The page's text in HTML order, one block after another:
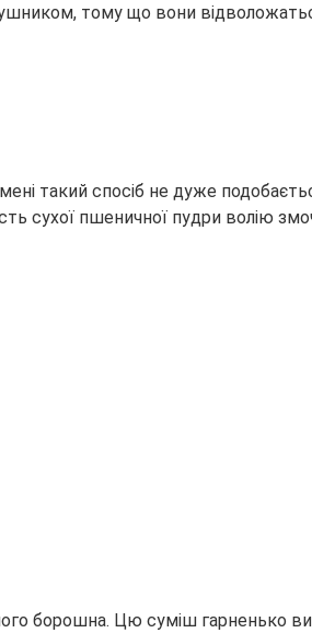
тому що вони
такий спосіб не дуже
сухої пшеничної пудри волію
борошна. Цю суміш гарненько